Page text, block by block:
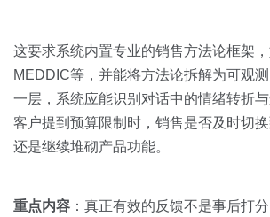
这要求系统内置专业的销售方法论框架
MEDDIC等，并能将方法论拆解为可观
一层，系统应能识别对话中的情绪转折
客户提到预算限制时，销售是否及时切换
还是继续堆砌产品功能。
重点内容 ：真正有效的反馈不是事后打